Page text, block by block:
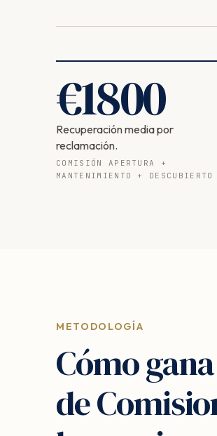
€1800
Recuperación media por
reclamación.
COMISIÓN APERTURA +
MANTENIMIENTO + DESCUBIERTO
METODOLOGÍA
Cómo gana
de